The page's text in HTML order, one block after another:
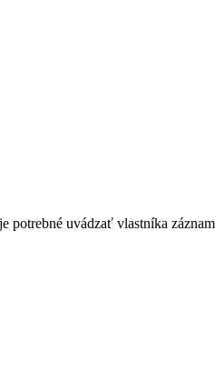
potrebné uvádzať vlastníka